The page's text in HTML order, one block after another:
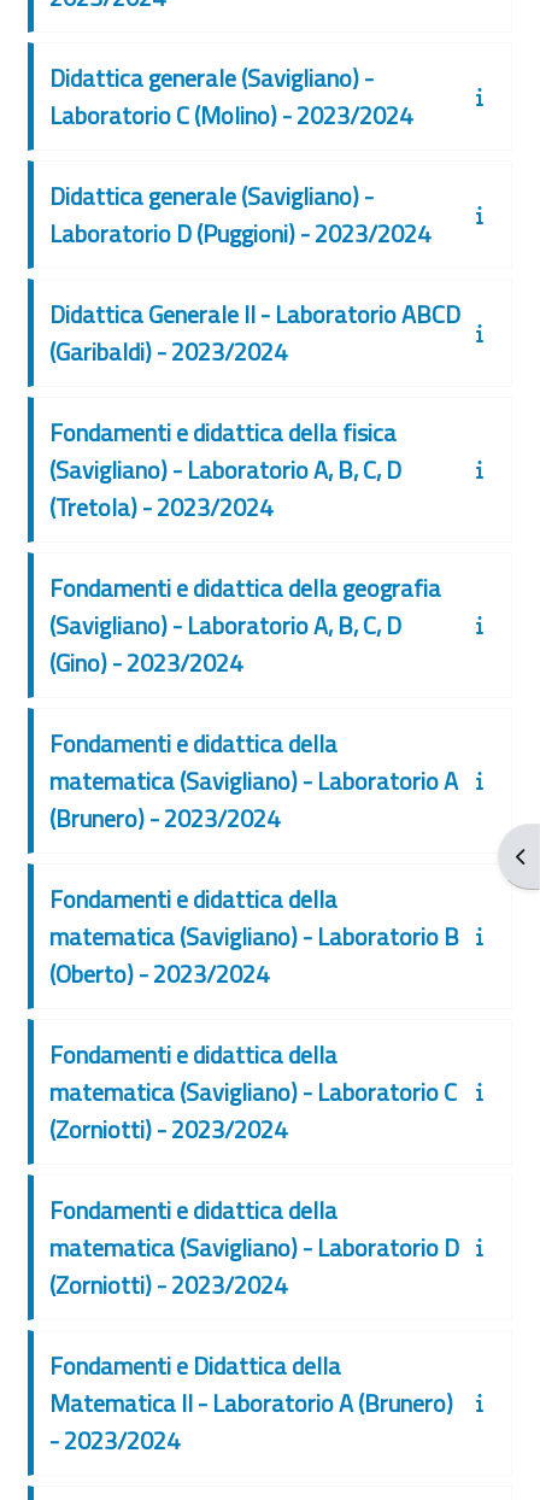
Didattica generale (Savigliano) -
Laboratorio C (Molino) - 2023/2024
Didattica generale (Savigliano) -
Laboratorio D (Puggioni) - 2023/2024
Didattica Generale II - Laboratorio ABCD
(Garibaldi) - 2023/2024
Fondamenti e didattica della fisica
(Savigliano) - Laboratorio A, B, C, D
(Tretola) - 2023/2024
Fondamenti e didattica della geografia
(Savigliano) - Laboratorio A, B, C, D
(Gino) - 2023/2024
Fondamenti e didattica della
matematica (Savigliano) - Laboratorio A
(Brunero) - 2023/2024
Fondamenti e didattica della
matematica (Savigliano) - Laboratorio B
(Oberto) - 2023/2024
Fondamenti e didattica della
matematica (Savigliano) - Laboratorio C
(Zorniotti) - 2023/2024
Fondamenti e didattica della
matematica (Savigliano) - Laboratorio D
(Zorniotti) - 2023/2024
Fondamenti e Didattica della
Matematica II - Laboratorio A (Brunero)
- 2023/2024